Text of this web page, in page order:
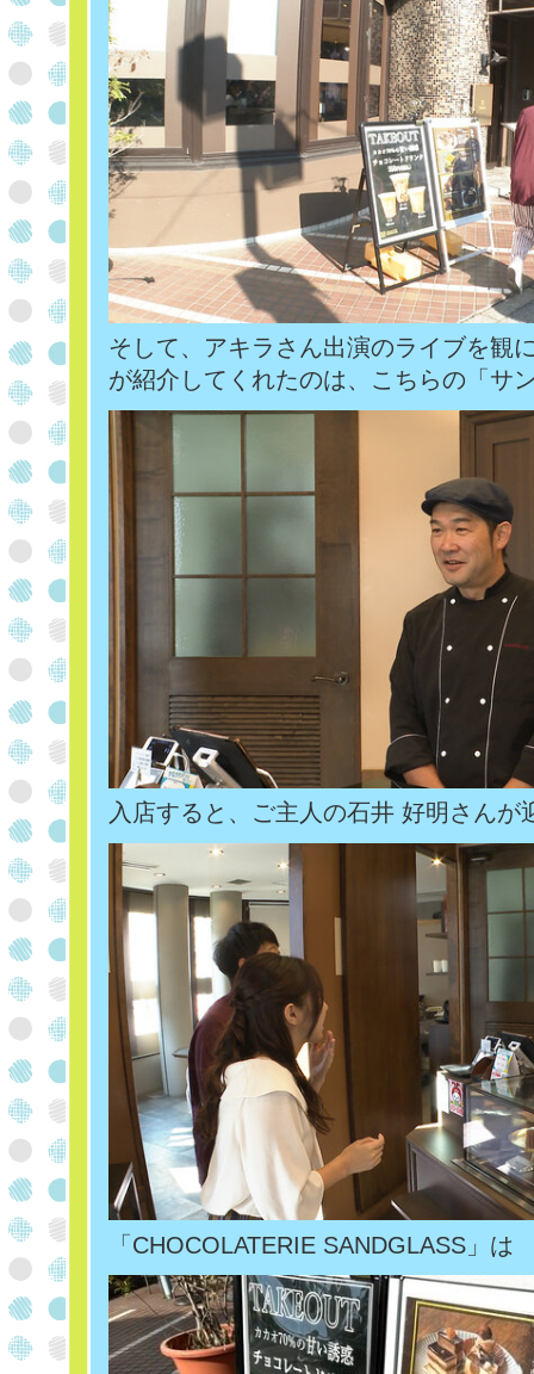
そして、アキラさん出演のライブを観
が紹介してくれたのは、こちらの「サ
入店すると、ご主人の石井 好明さんが
「CHOCOLATERIE SANDGLASS」は